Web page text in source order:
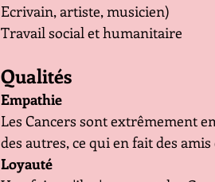
Ecrivain, artiste, musicien)
Travail social et humanitaire
Qualités
Empathie
Les Cancers sont extrêmement
des autres, ce qui en fait des
Loyauté